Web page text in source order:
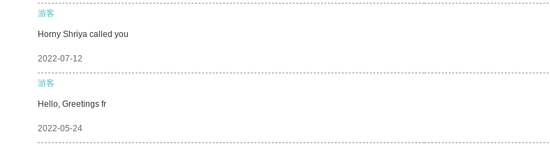
游客
Horny Shriya called you
2022-07-12
游客
Hello, Greetings fr
2022-05-24